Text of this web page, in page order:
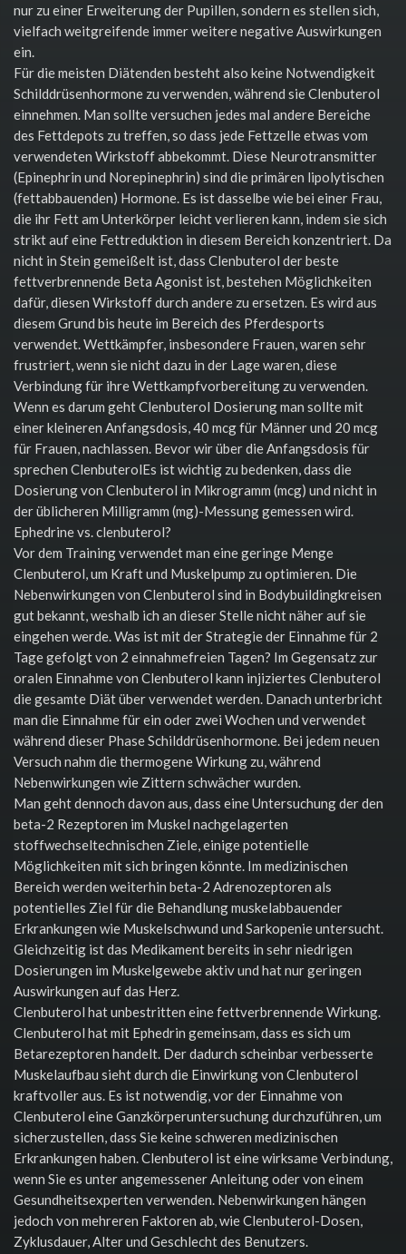
nur zu einer Erweiterung der Pupillen, sondern es stellen sich,
vielfach weitgreifende immer weitere negative Auswirkungen
ein.
Für die meisten Diätenden besteht also keine Notwendigkeit
Schilddrüsenhormone zu verwenden, während sie Clenbuterol
einnehmen. Man sollte versuchen jedes mal andere Bereiche
des Fettdepots zu treffen, so dass jede Fettzelle etwas vom
verwendeten Wirkstoff abbekommt. Diese Neurotransmitter
(Epinephrin und Norepinephrin) sind die primären lipolytischen
(fettabbauenden) Hormone. Es ist dasselbe wie bei einer Frau,
die ihr Fett am Unterkörper leicht verlieren kann, indem sie sich
strikt auf eine Fettreduktion in diesem Bereich konzentriert. Da
nicht in Stein gemeißelt ist, dass Clenbuterol der beste
fettverbrennende Beta Agonist ist, bestehen Möglichkeiten
dafür, diesen Wirkstoff durch andere zu ersetzen. Es wird aus
diesem Grund bis heute im Bereich des Pferdesports
verwendet. Wettkämpfer, insbesondere Frauen, waren sehr
frustriert, wenn sie nicht dazu in der Lage waren, diese
Verbindung für ihre Wettkampfvorbereitung zu verwenden.
Wenn es darum geht Clenbuterol Dosierung man sollte mit
einer kleineren Anfangsdosis, 40 mcg für Männer und 20 mcg
für Frauen, nachlassen. Bevor wir über die Anfangsdosis für
sprechen ClenbuterolEs ist wichtig zu bedenken, dass die
Dosierung von Clenbuterol in Mikrogramm (mcg) und nicht in
der üblicheren Milligramm (mg)-Messung gemessen wird.
Ephedrine vs. clenbuterol?
Vor dem Training verwendet man eine geringe Menge
Clenbuterol, um Kraft und Muskelpump zu optimieren. Die
Nebenwirkungen von Clenbuterol sind in Bodybuildingkreisen
gut bekannt, weshalb ich an dieser Stelle nicht näher auf sie
eingehen werde. Was ist mit der Strategie der Einnahme für 2
Tage gefolgt von 2 einnahmefreien Tagen? Im Gegensatz zur
oralen Einnahme von Clenbuterol kann injiziertes Clenbuterol
die gesamte Diät über verwendet werden. Danach unterbricht
man die Einnahme für ein oder zwei Wochen und verwendet
während dieser Phase Schilddrüsenhormone. Bei jedem neuen
Versuch nahm die thermogene Wirkung zu, während
Nebenwirkungen wie Zittern schwächer wurden.
Man geht dennoch davon aus, dass eine Untersuchung der den
beta-2 Rezeptoren im Muskel nachgelagerten
stoffwechseltechnischen Ziele, einige potentielle
Möglichkeiten mit sich bringen könnte. Im medizinischen
Bereich werden weiterhin beta-2 Adrenozeptoren als
potentielles Ziel für die Behandlung muskelabbauender
Erkrankungen wie Muskelschwund und Sarkopenie untersucht.
Gleichzeitig ist das Medikament bereits in sehr niedrigen
Dosierungen im Muskelgewebe aktiv und hat nur geringen
Auswirkungen auf das Herz.
Clenbuterol hat unbestritten eine fettverbrennende Wirkung.
Clenbuterol hat mit Ephedrin gemeinsam, dass es sich um
Betarezeptoren handelt. Der dadurch scheinbar verbesserte
Muskelaufbau sieht durch die Einwirkung von Clenbuterol
kraftvoller aus. Es ist notwendig, vor der Einnahme von
Clenbuterol eine Ganzkörperuntersuchung durchzuführen, um
sicherzustellen, dass Sie keine schweren medizinischen
Erkrankungen haben. Clenbuterol ist eine wirksame Verbindung,
wenn Sie es unter angemessener Anleitung oder von einem
Gesundheitsexperten verwenden. Nebenwirkungen hängen
jedoch von mehreren Faktoren ab, wie Clenbuterol-Dosen,
Zyklusdauer, Alter und Geschlecht des Benutzers.